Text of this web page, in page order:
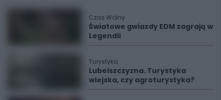
Czas Wolny
Światowe gwiazdy EDM zagrają w
Legendii
Turystyka
Lubelszczyzna. Turystyka
wiejska, czy agroturystyka?